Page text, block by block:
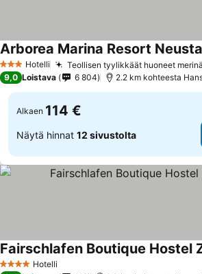
3 Tähtiluokitus
Hotelli Teollisen tyylikkäät huoneet
Arborea Marina Resort
9,0 Loistava 6 804 2.2 km kohteesta
Alkaen 114 €
Näytä hinnat 12 sivustolta
4 Tähtiluokitus
Hotelli
Fairschlafen Boutique Hostel